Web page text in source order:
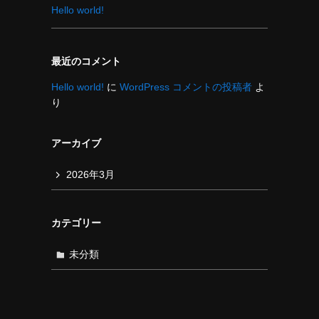
Hello world!
最近のコメント
Hello world! に WordPress コメントの投稿者 よ
り
アーカイブ
2026年3月
カテゴリー
未分類